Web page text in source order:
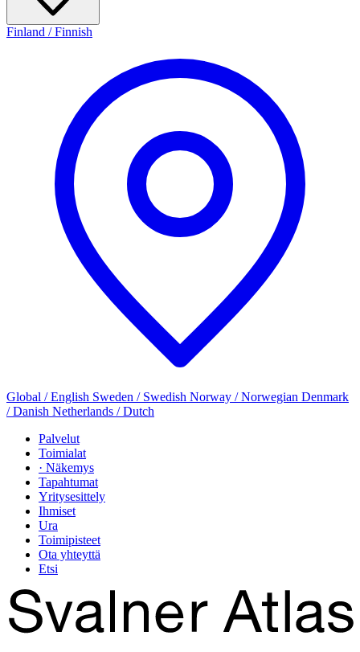
Finland / Finnish
Global / English Sweden / Swedish Norway / Norwegian Denmark
/ Danish Netherlands / Dutch
Palvelut
Toimialat
· Näkemys
Tapahtumat
Yritysesittely
Ihmiset
Ura
Toimipisteet
Ota yhteyttä
Etsi